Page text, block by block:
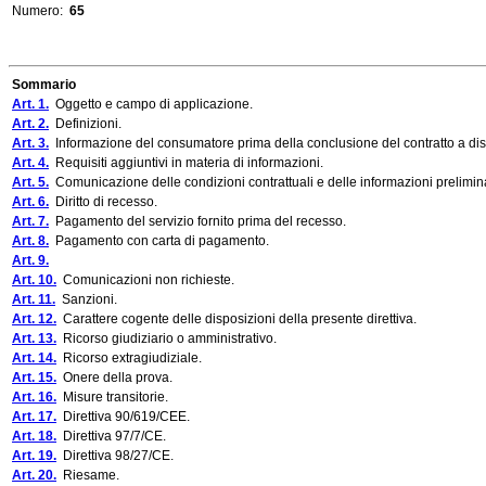
Numero: 65
Sommario
Art. 1. Oggetto e campo di applicazione.
Art. 2. Definizioni.
Art. 3. Informazione del consumatore prima della conclusione del contratto a
Art. 4. Requisiti aggiuntivi in materia di informazioni.
Art. 5. Comunicazione delle condizioni contrattuali e delle informazioni
Art. 6. Diritto di recesso.
Art. 7. Pagamento del servizio fornito prima del recesso.
Art. 8. Pagamento con carta di pagamento.
Art. 9.
Art. 10. Comunicazioni non richieste.
Art. 11. Sanzioni.
Art. 12. Carattere cogente delle disposizioni della presente direttiva.
Art. 13. Ricorso giudiziario o amministrativo.
Art. 14. Ricorso extragiudiziale.
Art. 15. Onere della prova.
Art. 16. Misure transitorie.
Art. 17. Direttiva 90/619/CEE.
Art. 18. Direttiva 97/7/CE.
Art. 19. Direttiva 98/27/CE.
Art. 20. Riesame.